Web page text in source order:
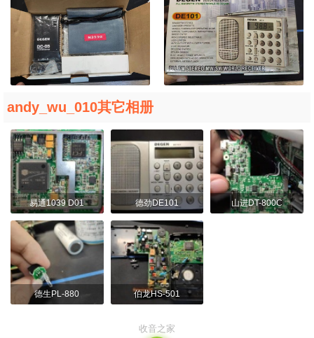
andy_wu_010其它相册
易通1039 D01 德劲DE101 山进DT-800C
德生PL-880 伯龙HS-501
收音之家